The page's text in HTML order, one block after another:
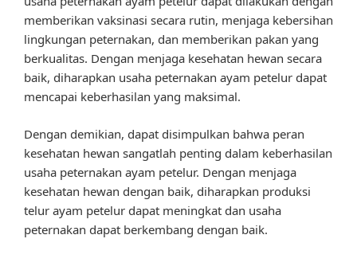
memberikan vaksinasi secara rutin, menjaga kebersihan
lingkungan peternakan, dan memberikan pakan yang
berkualitas. Dengan menjaga kesehatan hewan secara
baik, diharapkan usaha peternakan ayam petelur dapat
mencapai keberhasilan yang maksimal.
Dengan demikian, dapat disimpulkan bahwa peran
kesehatan hewan sangatlah penting dalam keberhasilan
usaha peternakan ayam petelur. Dengan menjaga
kesehatan hewan dengan baik, diharapkan produksi
telur ayam petelur dapat meningkat dan usaha
peternakan dapat berkembang dengan baik.